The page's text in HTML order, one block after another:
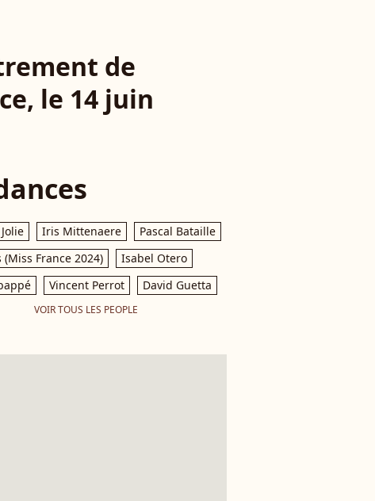
de
le 14 juin
Iris Mittenaere
Pascal Bataille
(Miss France 2024)
Isabel Otero
Vincent Perrot David Guetta
VOIR TOUS LES PEOPLE